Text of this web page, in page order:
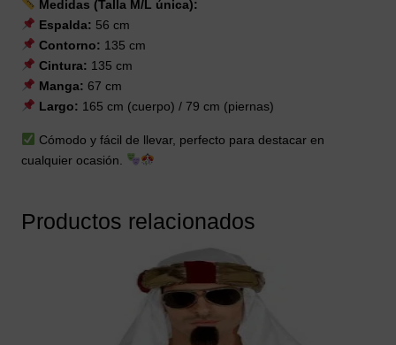
Medidas (Talla M/L única):
Espalda: 56 cm
Contorno: 135 cm
Cintura: 135 cm
Manga: 67 cm
Largo: 165 cm (cuerpo) / 79 cm (piernas)
Cómodo y fácil de llevar, perfecto para destacar en
cualquier ocasión.
Productos relacionados